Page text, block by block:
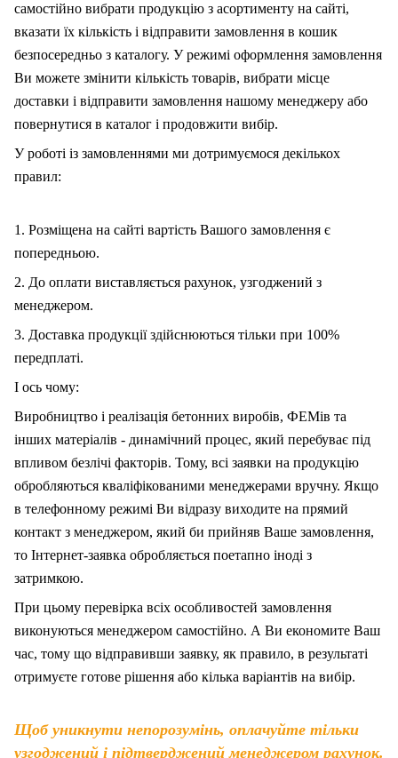
самостійно вибрати продукцію з асортименту на сайті,
вказати їх кількість і відправити замовлення в кошик
безпосередньо з каталогу. У режимі оформлення замовлення
Ви можете змінити кількість товарів, вибрати місце
доставки і відправити замовлення нашому менеджеру або
повернутися в каталог і продовжити вибір.
У роботі із замовленнями ми дотримуємося декількох
правил:
1. Розміщена на сайті вартість Вашого замовлення є
попередньою.
2. До оплати виставляється рахунок, узгоджений з
менеджером.
3. Доставка продукції здійснюються тільки при 100%
передплаті.
І ось чому:
Виробництво і реалізація бетонних виробів, ФЕМів та
інших матеріалів - динамічний процес, який перебуває під
впливом безлічі факторів. Тому, всі заявки на продукцію
обробляються кваліфікованими менеджерами вручну. Якщо
в телефонному режимі Ви відразу виходите на прямий
контакт з менеджером, який би прийняв Ваше замовлення,
то Інтернет-заявка обробляється поетапно іноді з
затримкою.
При цьому перевірка всіх особливостей замовлення
виконуються менеджером самостійно. А Ви економите Ваш
час, тому що відправивши заявку, як правило, в результаті
отримуєте готове рішення або кілька варіантів на вибір.
Щоб уникнути непорозумінь, оплачуйте тільки
узгоджений і підтверджений менеджером рахунок.